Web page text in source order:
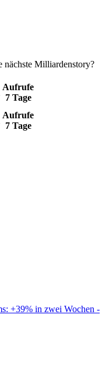
nächste Milliardenstory?
Aufrufe
7 Tage
Aufrufe
7 Tage
+39% in zwei Wochen -